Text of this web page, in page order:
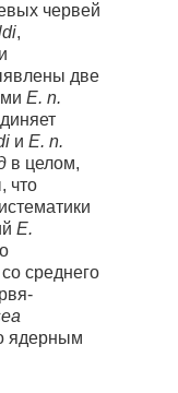
червей
,
две
E. n.
и E. n.
в целом,
что
E.
среднего
ядерным